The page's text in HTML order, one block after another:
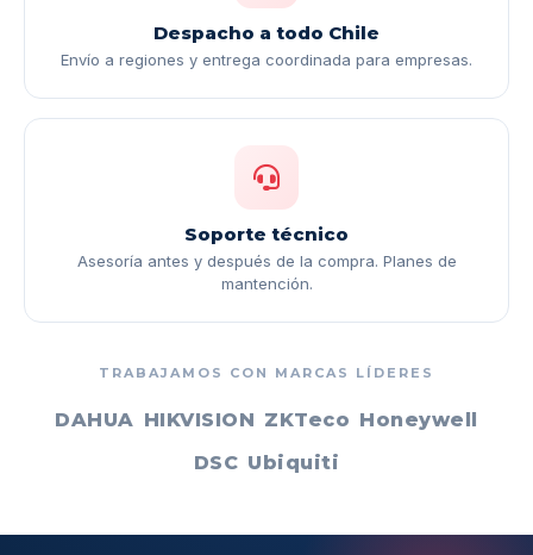
Despacho a todo Chile
Envío a regiones y entrega coordinada para empresas.
Soporte técnico
Asesoría antes y después de la compra. Planes de
mantención.
TRABAJAMOS CON MARCAS LÍDERES
DAHUA HIKVISION ZKTeco Honeywell
DSC Ubiquiti